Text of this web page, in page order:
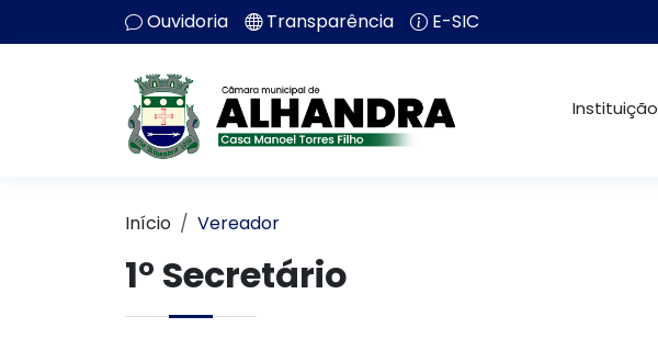
Ouvidoria Transparência E-SIC
Instituição
Início Vereador
1° Secretário